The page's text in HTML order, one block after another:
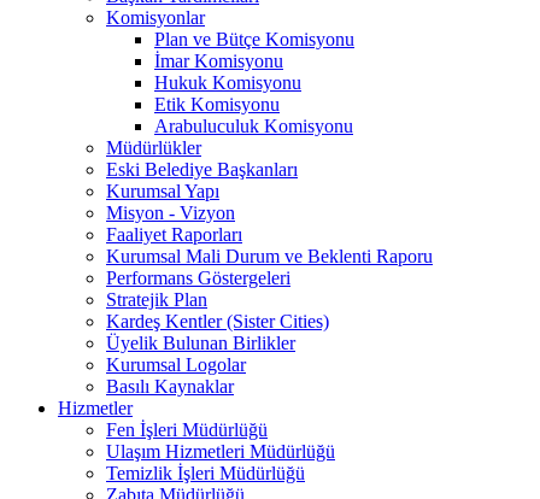
Komisyonlar
Plan ve Bütçe Komisyonu
İmar Komisyonu
Hukuk Komisyonu
Etik Komisyonu
Arabuluculuk Komisyonu
Müdürlükler
Eski Belediye Başkanları
Kurumsal Yapı
Misyon - Vizyon
Faaliyet Raporları
Kurumsal Mali Durum ve Beklenti Raporu
Performans Göstergeleri
Stratejik Plan
Kardeş Kentler (Sister Cities)
Üyelik Bulunan Birlikler
Kurumsal Logolar
Basılı Kaynaklar
Hizmetler
Fen İşleri Müdürlüğü
Ulaşım Hizmetleri Müdürlüğü
Temizlik İşleri Müdürlüğü
Zabıta Müdürlüğü